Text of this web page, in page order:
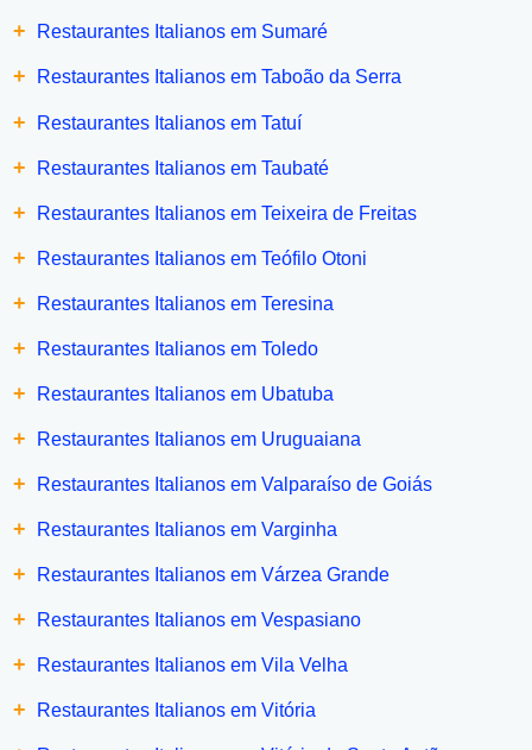
+ Restaurantes Italianos em Sumaré
+ Restaurantes Italianos em Taboão da Serra
+ Restaurantes Italianos em Tatuí
+ Restaurantes Italianos em Taubaté
+ Restaurantes Italianos em Teixeira de Freitas
+ Restaurantes Italianos em Teófilo Otoni
+ Restaurantes Italianos em Teresina
+ Restaurantes Italianos em Toledo
+ Restaurantes Italianos em Ubatuba
+ Restaurantes Italianos em Uruguaiana
+ Restaurantes Italianos em Valparaíso de Goiás
+ Restaurantes Italianos em Varginha
+ Restaurantes Italianos em Várzea Grande
+ Restaurantes Italianos em Vespasiano
+ Restaurantes Italianos em Vila Velha
+ Restaurantes Italianos em Vitória